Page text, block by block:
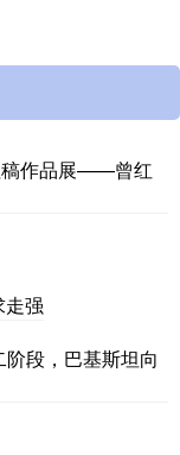
稿作品展——曾红
强
段，巴基斯坦向